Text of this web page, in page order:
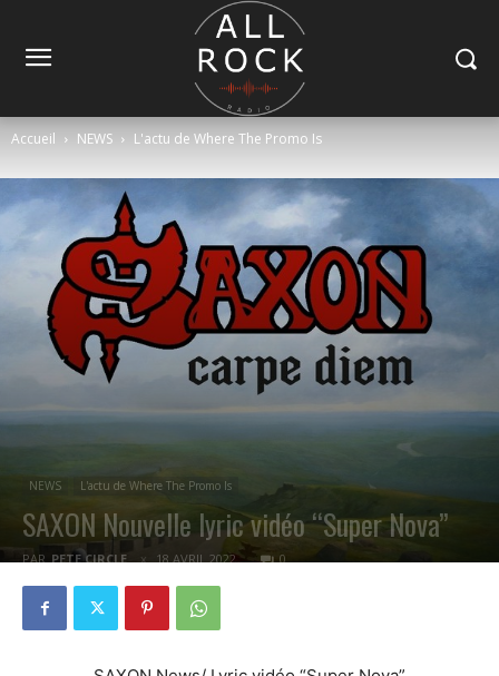
Accueil NEWS L'actu de Where The Promo Is
NEWS L'actu de Where The Promo Is
SAXON Nouvelle lyric vidéo “Super Nova”
PAR PETE CIRCLE 18 AVRIL 2022 0